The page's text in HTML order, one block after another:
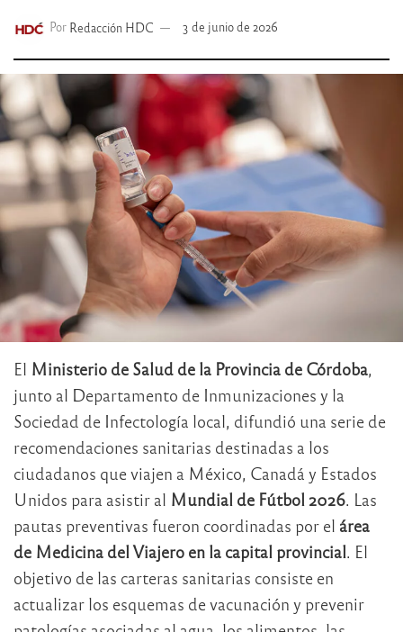
Por Redacción HDC 3 de junio de 2026
El Ministerio de Salud de la Provincia de Córdoba,
junto al Departamento de Inmunizaciones y la
Sociedad de Infectología local, difundió una serie de
recomendaciones sanitarias destinadas a los
ciudadanos que viajen a México, Canadá y Estados
Unidos para asistir al Mundial de Fútbol 2026. Las
pautas preventivas fueron coordinadas por el área
de Medicina del Viajero en la capital provincial. El
objetivo de las carteras sanitarias consiste en
actualizar los esquemas de vacunación y prevenir